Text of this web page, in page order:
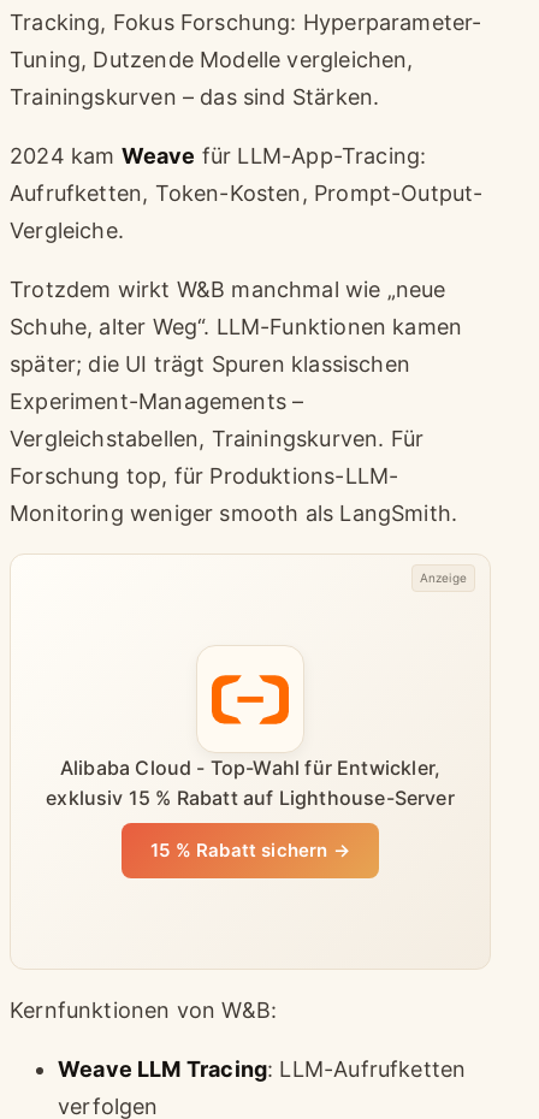
Tracking, Fokus Forschung: Hyperparameter-
Tuning, Dutzende Modelle vergleichen,
Trainingskurven – das sind Stärken.
2024 kam Weave für LLM-App-Tracing:
Aufrufketten, Token-Kosten, Prompt-Output-
Vergleiche.
Trotzdem wirkt W&B manchmal wie „neue
Schuhe, alter Weg“. LLM-Funktionen kamen
später; die UI trägt Spuren klassischen
Experiment-Managements –
Vergleichstabellen, Trainingskurven. Für
Forschung top, für Produktions-LLM-
Monitoring weniger smooth als LangSmith.
Alibaba Cloud - Top-Wahl für Entwickler,
exklusiv 15 % Rabatt auf Lighthouse-Server
15 % Rabatt sichern →
Anzeige
Kernfunktionen von W&B:
Weave LLM Tracing: LLM-Aufrufketten
verfolgen